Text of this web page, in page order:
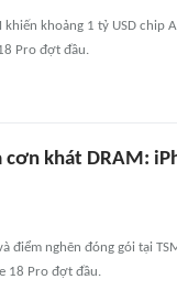
khoảng 1 tỷ USD chip
Pro đợt đầu.
cơn khát DRAM:
điểm nghẽn đóng gói tại
18 Pro đợt đầu.